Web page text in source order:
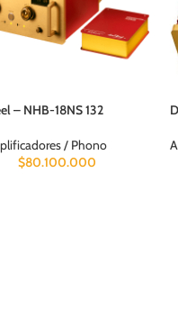
– NHB-18NS 132
/ Phono
$80.100.000